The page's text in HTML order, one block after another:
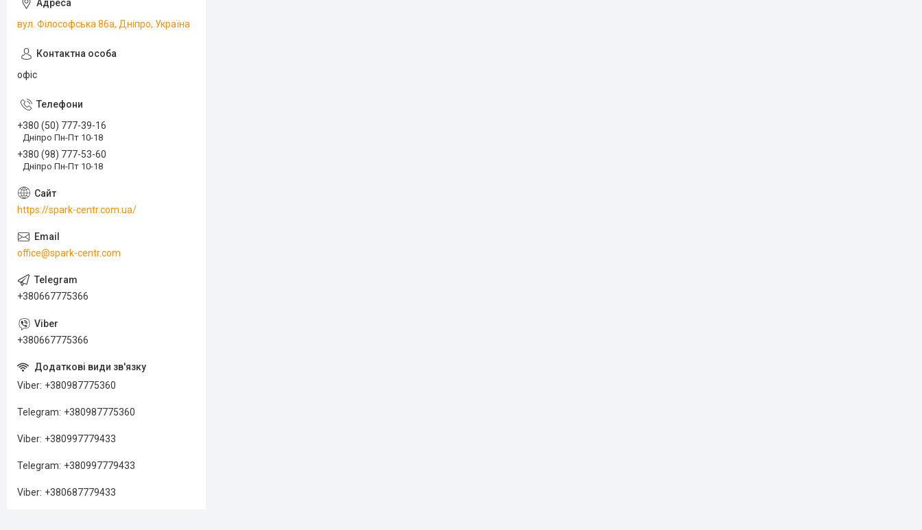
вул. Філософська 86а, Дніпро, Україна
офіс
+380 (50) 777-39-16
Дніпро Пн-Пт 10-18
+380 (98) 777-53-60
Дніпро Пн-Пт 10-18
https://spark-centr.com.ua/
office@spark-centr.com
+380667775366
+380667775366
Viber +380987775360
Telegram +380987775360
Viber +380997779433
Telegram +380997779433
Viber +380687779433